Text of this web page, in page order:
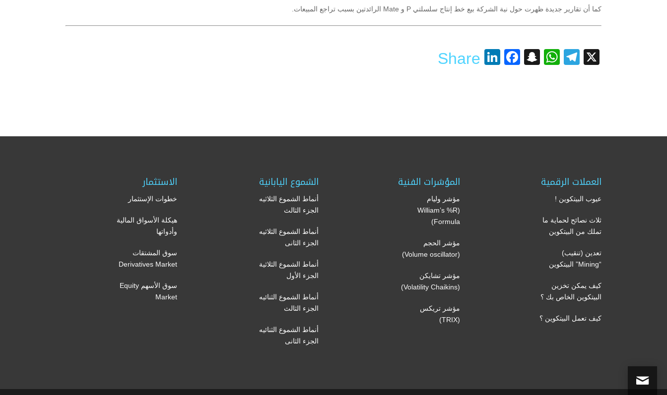
كما أن تقارير جديدة ظهرت حول نية الشركة بيع خط إنتاج سلسلتي P و Mate الرائدتين بسبب تراجع المبيعات.
X
Telegram
WhatsApp
Snapchat
Facebook
LinkedIn
Share
العملات الرقمية
عيوب البيتكوين !
ثلاث نصائح لحماية ما
تملك من البيتكوين
تعدين (تنقيب)
“Mining” البيتكوين
كيف يمكن تخزين
البيتكوين الخاص بك ؟
كيف تعمل البيتكوين ؟
المؤشرات الفنية
مؤشر وليام
(William’s %R
Formula)
مؤشر الحجم
(Volume oscillator)
مؤشر تشايكن
(Volatility Chaikins)
مؤشر تريكس
(TRIX)
الشموع اليابانية
أنماط الشموع الثلاثيه
الجزء الثالث
أنماط الشموع الثلاثيه
الجزء الثانى
أنماط الشموع الثلاثية
الجزء الأول
أنماط الشموع الثنائيه
الجزء الثالث
أنماط الشموع الثنائيه
الجزء الثانى
الاستثمار
خطوات الإستثمار
هيكلة الأسواق المالية
وأدواتها
سوق المشتقات
Derivatives Market
سوق الأسهم Equity
Market